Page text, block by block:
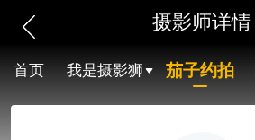
摄影师详情
首页 我是摄影狮 茄子约拍